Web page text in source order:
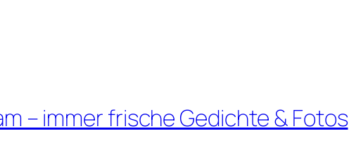
– immer frische Gedichte & Fotos